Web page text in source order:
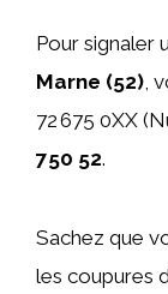
Pour signaler
Marne (52),
72 675 0XX
750 52.
Sachez que
les coupures